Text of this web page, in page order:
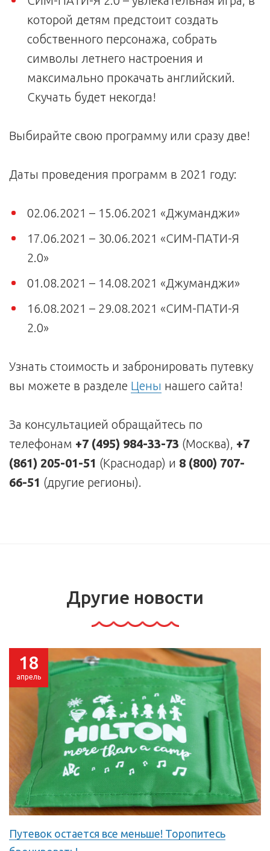
которой детям предстоит создать
собственного персонажа, собрать
символы летнего настроения и
максимально прокачать английский.
Скучать будет некогда!
Выбирайте свою программу или сразу две!
Даты проведения программ в 2021 году:
02.06.2021 – 15.06.2021 «Джуманджи»
17.06.2021 – 30.06.2021 «СИМ-ПАТИ-Я
2.0»
01.08.2021 – 14.08.2021 «Джуманджи»
16.08.2021 – 29.08.2021 «СИМ-ПАТИ-Я
2.0»
Узнать стоимость и забронировать путевку
вы можете в разделе Цены нашего сайта!
За консультацией обращайтесь по
телефонам +7 (495) 984-33-73 (Москва), +7
(861) 205-01-51 (Краснодар) и 8 (800) 707-
66-51 (другие регионы).
Другие новости
18
апрель
Путевок остается все меньше! Торопитесь